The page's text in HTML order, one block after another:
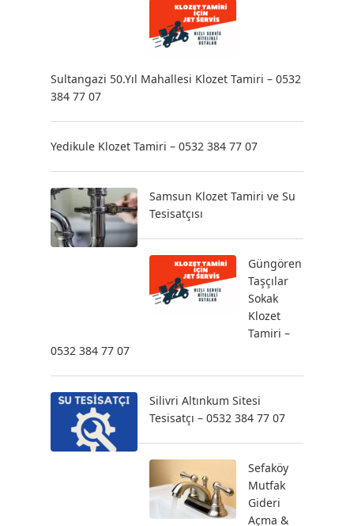
Sultangazi 50.Yıl Mahallesi Klozet Tamiri – 0532
384 77 07
Yedikule Klozet Tamiri – 0532 384 77 07
Samsun Klozet Tamiri ve Su
Tesisatçısı
Güngören
Taşçılar
Sokak
Klozet
Tamiri –
0532 384 77 07
Silivri Altınkum Sitesi
Tesisatçı – 0532 384 77 07
Sefaköy
Mutfak
Gideri
Açma &